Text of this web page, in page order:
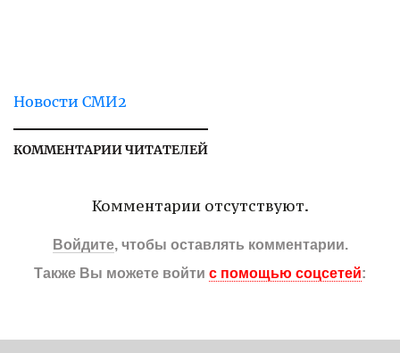
Новости СМИ2
КОММЕНТАРИИ ЧИТАТЕЛЕЙ
Комментарии отсутствуют.
Войдите, чтобы оставлять комментарии.
Также Вы можете войти с помощью соцсетей: